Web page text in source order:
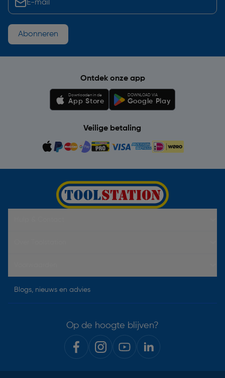
Abonneren
Ontdek onze app
Downloaden in de
App Store
DOWNLOAD VIA
Google Play
Veilige betaling
Blogs, nieuws en advies
Op de hoogte blijven?